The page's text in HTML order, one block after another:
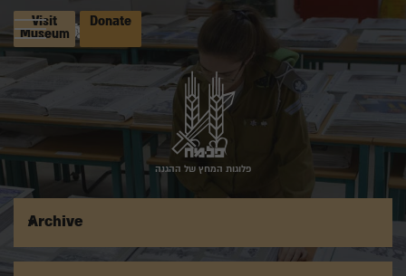
Visit
Museum
Donate
פלוגות המחץ של ההגנה
Archive